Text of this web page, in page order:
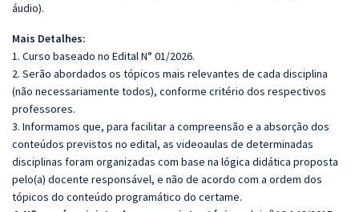
áudio).
Mais Detalhes:
1. Curso baseado no Edital N° 01/2026.
2. Serão abordados os tópicos mais relevantes de cada disciplina
(não necessariamente todos), conforme critério dos respectivos
professores.
3. Informamos que, para facilitar a compreensão e a absorção dos
conteúdos previstos no edital, as videoaulas de determinadas
disciplinas foram organizadas com base na lógica didática proposta
pelo(a) docente responsável, e não de acordo com a ordem dos
tópicos do conteúdo programático do certame.